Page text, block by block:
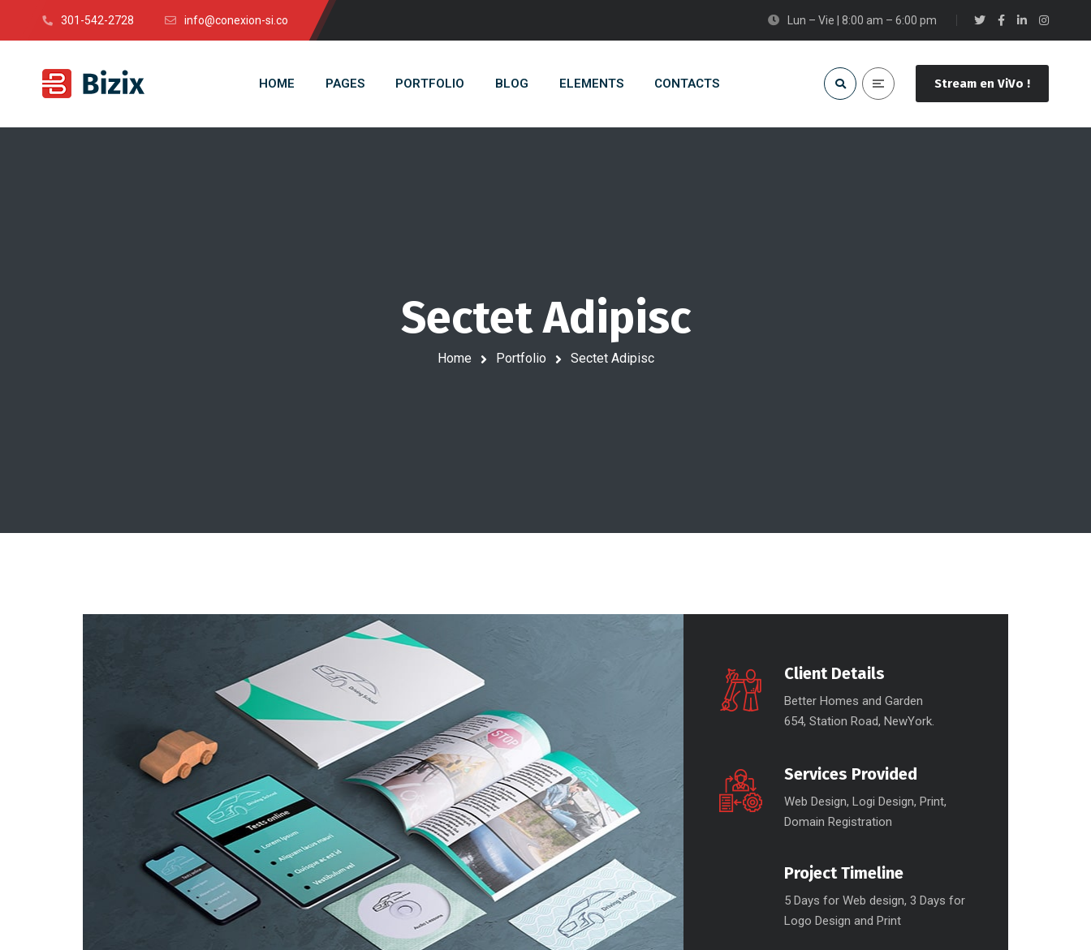
301-542-2728 info@conexion-si.co Lun – Vie | 8:00 am – 6:00 pm
Stream en ViVo !
HOME PAGES PORTFOLIO BLOG ELEMENTS CONTACTS
Sectet Adipisc
Home Portfolio Sectet Adipisc
Client Details
Better Homes and Garden
654, Station Road, NewYork.
Services Provided
Web Design, Logi Design, Print,
Domain Registration
Project Timeline
5 Days for Web design, 3 Days for
Logo Design and Print